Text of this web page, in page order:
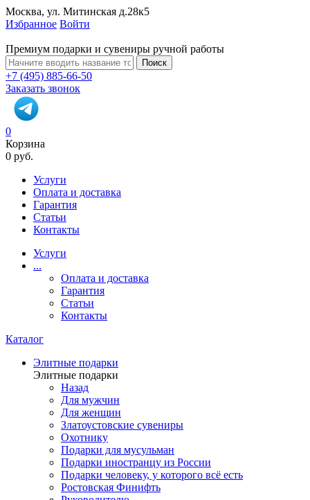
Москва, ул. Митинская д.28к5
Избранное Войти
Премиум подарки и сувениры ручной работы
Поиск
+7 (495) 885-66-50
Заказать звонок
0
Корзина
0 руб.
Услуги
Оплата и доставка
Гарантия
Статьи
Контакты
Услуги
...
Оплата и доставка
Гарантия
Статьи
Контакты
Каталог
Элитные подарки
Элитные подарки
Назад
Для мужчин
Для женщин
Златоустовские сувениры
Охотнику
Подарки для мусульман
Подарки иностранцу из России
Подарки человеку, у которого всё есть
Ростовская Финифть